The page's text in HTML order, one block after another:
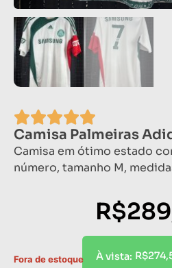
Camisa Palmeiras
Camisa em ótimo estado
número, tamanho M,
R$
À vista: R$
Fora de estoque